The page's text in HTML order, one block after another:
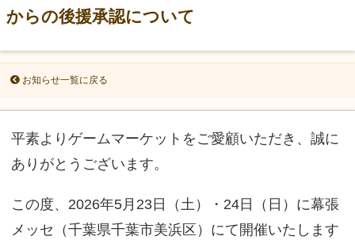
からの後援承認について
お知らせ一覧に戻る
平素よりゲームマーケットをご愛顧いただき、誠に
ありがとうございます。
この度、2026年5月23日（土）・24日（日）に幕張
メッセ（千葉県千葉市美浜区）にて開催いたします